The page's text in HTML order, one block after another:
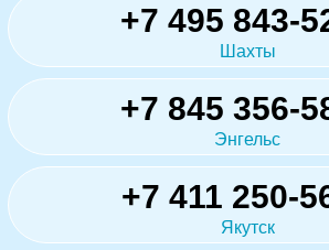
+7 495 843-
Шахты
+7 845 356-
Энгельс
+7 411 250-
Якутск